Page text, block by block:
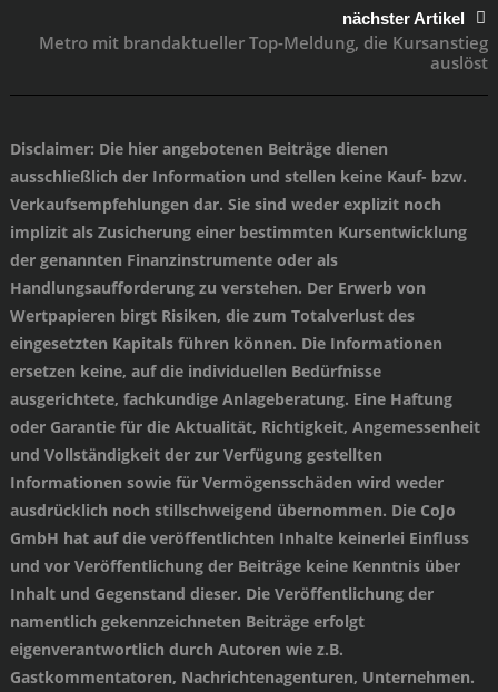
nächster Artikel
Metro mit brandaktueller Top-Meldung, die Kursanstieg
auslöst
Disclaimer: Die hier angebotenen Beiträge dienen
ausschließlich der Information und stellen keine Kauf- bzw.
Verkaufsempfehlungen dar. Sie sind weder explizit noch
implizit als Zusicherung einer bestimmten Kursentwicklung
der genannten Finanzinstrumente oder als
Handlungsaufforderung zu verstehen. Der Erwerb von
Wertpapieren birgt Risiken, die zum Totalverlust des
eingesetzten Kapitals führen können. Die Informationen
ersetzen keine, auf die individuellen Bedürfnisse
ausgerichtete, fachkundige Anlageberatung. Eine Haftung
oder Garantie für die Aktualität, Richtigkeit, Angemessenheit
und Vollständigkeit der zur Verfügung gestellten
Informationen sowie für Vermögensschäden wird weder
ausdrücklich noch stillschweigend übernommen. Die CoJo
GmbH hat auf die veröffentlichten Inhalte keinerlei Einfluss
und vor Veröffentlichung der Beiträge keine Kenntnis über
Inhalt und Gegenstand dieser. Die Veröffentlichung der
namentlich gekennzeichneten Beiträge erfolgt
eigenverantwortlich durch Autoren wie z.B.
Gastkommentatoren, Nachrichtenagenturen, Unternehmen.